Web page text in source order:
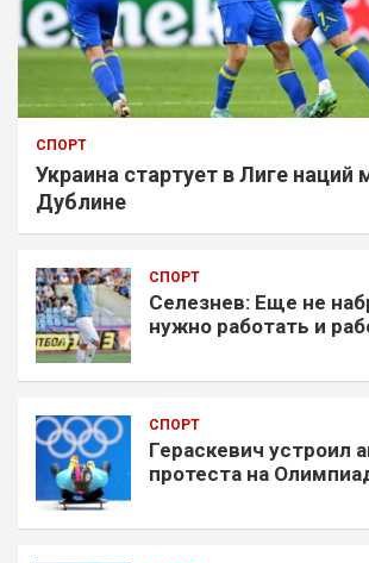
СПОРТ
Украина стартует в Лиге наций
Дублине
СПОРТ
Селезнев: Еще не
нужно работать и
СПОРТ
Гераскевич устроил
протеста на